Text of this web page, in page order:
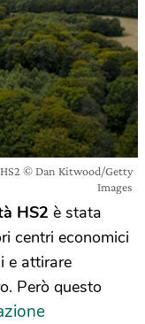
© Dan Kitwood/Getty
Images
HS2 è stata
centri economici
e attirare
Però questo